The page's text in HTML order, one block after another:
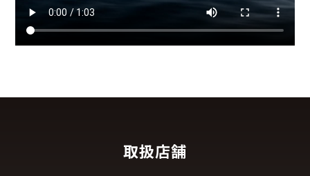
※延長を受けるには登録が必要です
取扱店舗